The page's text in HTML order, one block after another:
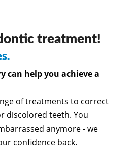
treatment!
can help you achieve a
of treatments to correct
discolored teeth. You
anymore - we
confidence back.